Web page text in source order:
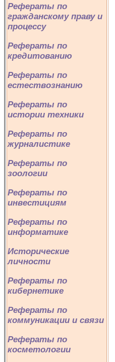
Рефераты по
гражданскому праву и
процессу
Рефераты по
кредитованию
Рефераты по
естествознанию
Рефераты по
истории техники
Рефераты по
журналистике
Рефераты по
зоологии
Рефераты по
инвестициям
Рефераты по
информатике
Исторические
личности
Рефераты по
кибернетике
Рефераты по
коммуникации и связи
Рефераты по
косметологии